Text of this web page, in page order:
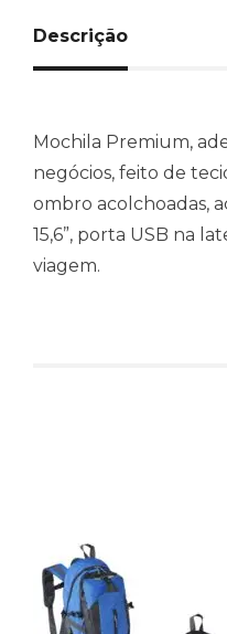
Descrição
Mochila Premium,
negócios, feito de
ombro acolchoadas,
15,6”, porta USB na
viagem.